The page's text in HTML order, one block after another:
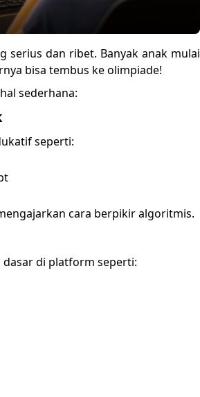
serius dan ribet. Banyak anak mulai
bisa tembus ke olimpiade!
sederhana:
seperti:
cara berpikir algoritmis.
dasar di platform seperti: